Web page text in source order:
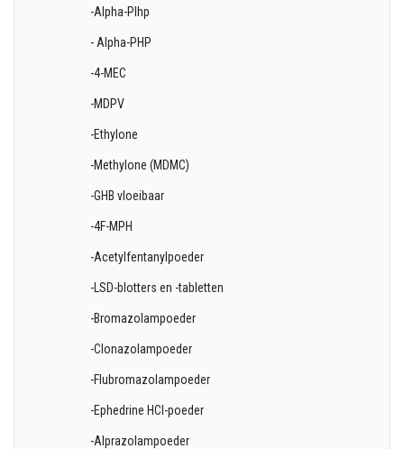
-Alpha-PIhp
- Alpha-PHP
-4-MEC
-MDPV
-Ethylone
-Methylone (MDMC)
-GHB vloeibaar
-4F-MPH
-Acetylfentanylpoeder
-LSD-blotters en -tabletten
-Bromazolampoeder
-Clonazolampoeder
-Flubromazolampoeder
-Ephedrine HCl-poeder
-Alprazolampoeder